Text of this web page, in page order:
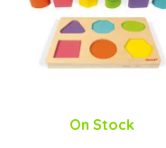
Lucy & Leo
LUDI
Mandaly pro děti
Moyo Montessori
On Stock